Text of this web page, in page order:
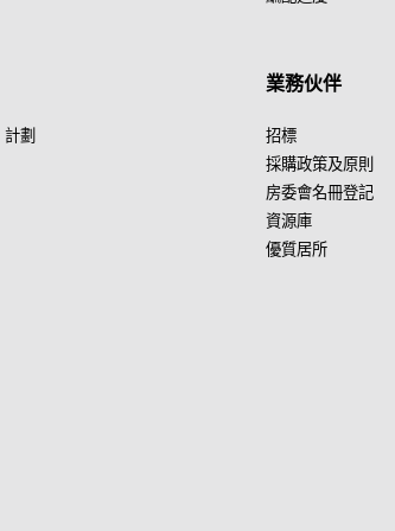
劃
業務伙伴
招標
採購政策及原則
房委會名冊登記
資源庫
優質居所